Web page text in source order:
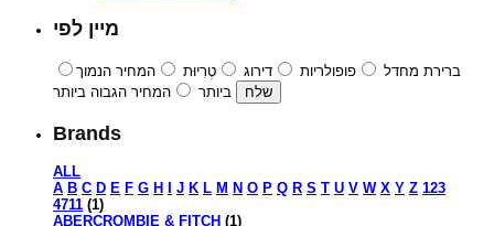
מיין לפי
ברירת מחדל פופולריות דירוג טְרִיוּת
המחיר הנמוך
ביותר
המחיר הגבוה ביותר
Brands
ALL
A B C D E F G H J K L M N O P Q R S T U V W X Y Z 123
4711 (1)
ABERCROMBIE & FITCH (1)